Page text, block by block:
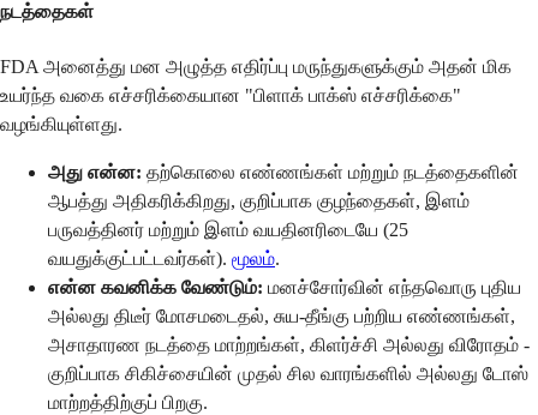
நடத்தைகள்
FDA அனைத்து மன அழுத்த எதிர்ப்பு மருந்துகளுக்கும் அதன் மிக
உயர்ந்த வகை எச்சரிக்கையான "பிளாக் பாக்ஸ் எச்சரிக்கை"
வழங்கியுள்ளது.
அது என்ன: தற்கொலை எண்ணங்கள் மற்றும் நடத்தைகளின்
ஆபத்து அதிகரிக்கிறது, குறிப்பாக குழந்தைகள், இளம்
பருவத்தினர் மற்றும் இளம் வயதினரிடையே (25
வயதுக்குட்பட்டவர்கள்). மூலம்.
என்ன கவனிக்க வேண்டும்: மனச்சோர்வின் எந்தவொரு புதிய
அல்லது திடீர் மோசமடைதல், சுய-தீங்கு பற்றிய எண்ணங்கள்,
அசாதாரண நடத்தை மாற்றங்கள், கிளர்ச்சி அல்லது விரோதம் -
குறிப்பாக சிகிச்சையின் முதல் சில வாரங்களில் அல்லது டோஸ்
மாற்றத்திற்குப் பிறகு.